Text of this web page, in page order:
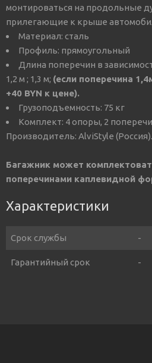
монтироваться на продольные
прилегающие к крыше
Материал: сталь
Профиль: прямоугольный
Длина поперечин в
1,2 м ; 1,3 м; (если поперечина
+40 BYN к цене).
Грузоподъемность: 75 кг
Комплект: 4 опоры, 2
Производитель: AlviStyle (Россия).
Багажник может
поперечинами каплевидной
Характеристики
Срок службы -
Гарантийный срок -